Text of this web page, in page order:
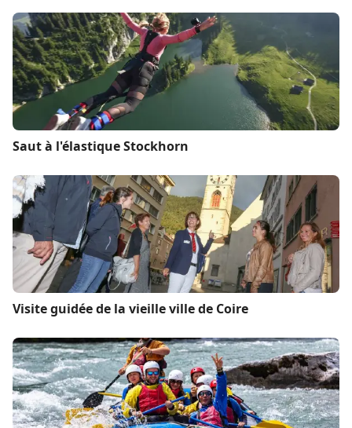
Saut à l'élastique Stockhorn
Visite guidée de la vieille ville de Coire